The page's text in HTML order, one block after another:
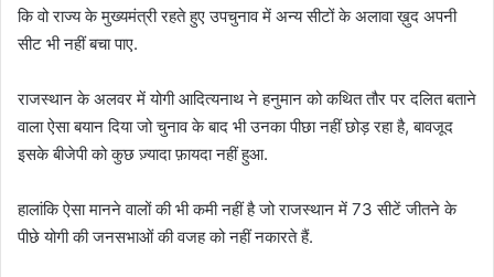
कि वो राज्य के मुख्यमंत्री रहते हुए उपचुनाव में अन्य सीटों के अलावा ख़ुद अपनी
सीट भी नहीं बचा पाए.
राजस्थान के अलवर में योगी आदित्यनाथ ने हनुमान को कथित तौर पर दलित बताने
वाला ऐसा बयान दिया जो चुनाव के बाद भी उनका पीछा नहीं छोड़ रहा है, बावजूद
इसके बीजेपी को कुछ ज़्यादा फ़ायदा नहीं हुआ.
हालांकि ऐसा मानने वालों की भी कमी नहीं है जो राजस्थान में 73 सीटें जीतने के
पीछे योगी की जनसभाओं की वजह को नहीं नकारते हैं.